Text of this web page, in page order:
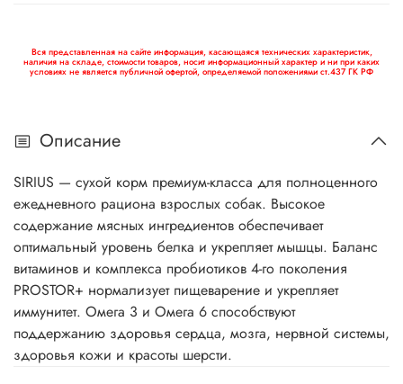
Вся представленная на сайте информация, касающаяся технических характеристик,
наличия на складе, стоимости товаров, носит информационный характер и ни при каких
условиях не является публичной офертой, определяемой положениями ст.437 ГК РФ
Описание
SIRIUS — сухой корм премиум-класса для полноценного
ежедневного рациона взрослых собак. Высокое
содержание мясных ингредиентов обеспечивает
оптимальный уровень белка и укрепляет мышцы. Баланс
витаминов и комплекса пробиотиков 4-го поколения
PROSTOR+ нормализует пищеварение и укрепляет
иммунитет. Омега 3 и Омега 6 способствуют
поддержанию здоровья сердца, мозга, нервной системы,
здоровья кожи и красоты шерсти.